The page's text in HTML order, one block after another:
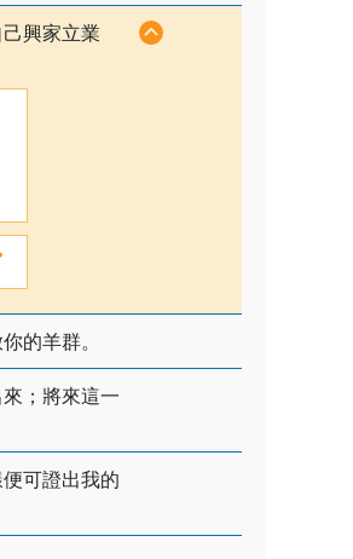
興家立業
的羊群。
；將來這一
可證出我的